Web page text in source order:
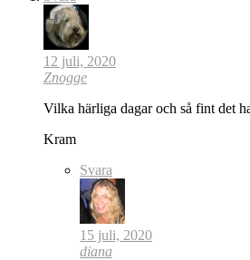
12 juli, 2020
Znogge
Vilka härliga dagar och så fint det
Kram
Svara
15 juli, 2020
diana